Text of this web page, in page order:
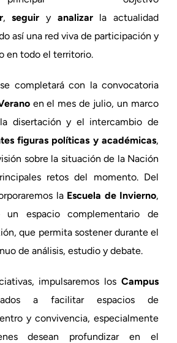
,seguir y analizarla actualidad
así una red viva de participación y
en todo el territorio.
completará con la convocatoria
en el mes de julio, un marco
disertación y el intercambio de
figuras políticas y académicas,
sobre la situación de la Nación
retos del momento. Del
la Escuela de Invierno,
un espacio complementario de
que permita sostener durante el
de análisis, estudio y debate.
impulsaremos los Campus
a facilitar espacios de
y convivencia, especialmente
desean profundizar en el